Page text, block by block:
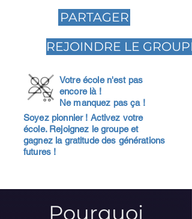
PARTAGER
REJOINDRE LE GROUPE
Votre école n'est pas
encore là !
Ne manquez pas ça !
Soyez pionnier ! Activez votre
école. Rejoignez le groupe et
gagnez la gratitude des générations
futures !
Pourquoi